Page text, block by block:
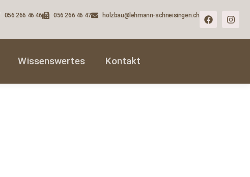
056 266 46 46 056 266 46 47 holzbau@lehmann-schneisingen.ch
Wissenswertes Kontakt